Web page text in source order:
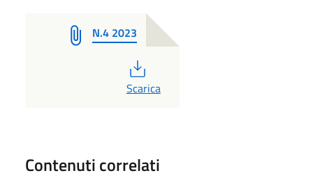
N.4 2023
PDF
Scarica
Contenuti correlati